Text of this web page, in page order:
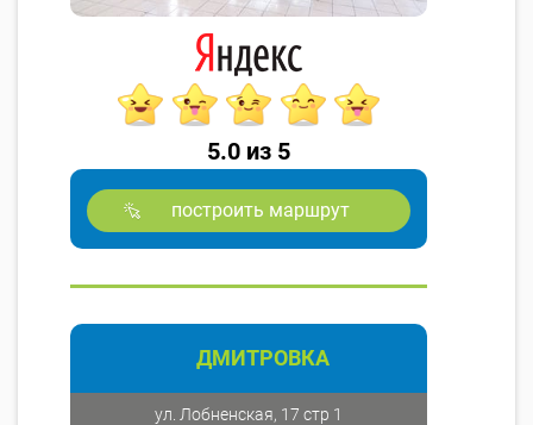
5.0 из 5
построить маршрут
ДМИТРОВКА
ул. Лобненская, 17 стр 1